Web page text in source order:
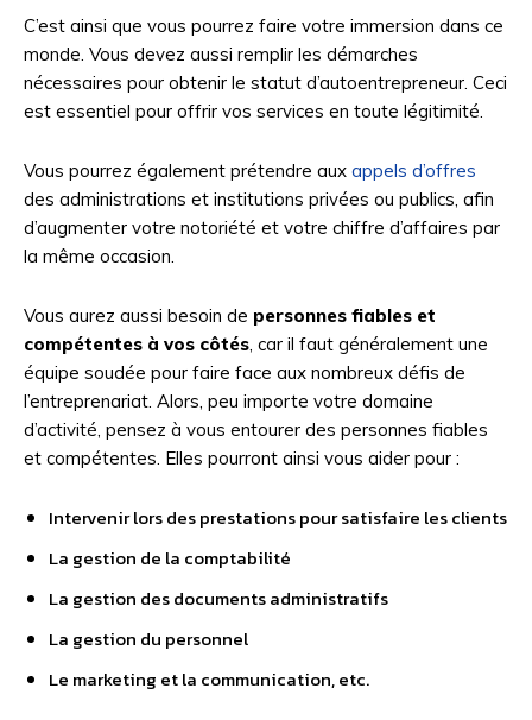
C’est ainsi que vous pourrez faire votre immersion dans ce
monde. Vous devez aussi remplir les démarches
nécessaires pour obtenir le statut d’autoentrepreneur. Ceci
est essentiel pour offrir vos services en toute légitimité.
Vous pourrez également prétendre aux appels d’offres
des administrations et institutions privées ou publics, afin
d’augmenter votre notoriété et votre chiffre d’affaires par
la même occasion.
Vous aurez aussi besoin de personnes fiables et
compétentes à vos côtés, car il faut généralement une
équipe soudée pour faire face aux nombreux défis de
l’entreprenariat. Alors, peu importe votre domaine
d’activité, pensez à vous entourer des personnes fiables
et compétentes. Elles pourront ainsi vous aider pour :
Intervenir lors des prestations pour satisfaire les clients
La gestion de la comptabilité
La gestion des documents administratifs
La gestion du personnel
Le marketing et la communication, etc.